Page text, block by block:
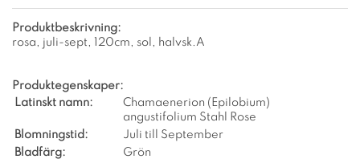
Produktbeskrivning:
rosa, juli-sept, 120cm, sol, halvsk.A
Produktegenskaper:
Latinskt namn:
Chamaenerion (Epilobium)
angustifolium Stahl Rose
Blomningstid:
Juli till September
Bladfärg:
Grön